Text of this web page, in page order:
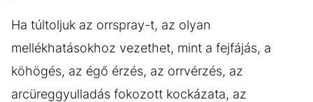
Ha túltoljuk az orrspray-t, az olyan
mellékhatásokhoz vezethet, mint a fejfájás, a
köhögés, az égő érzés, az orrvérzés, az
arcüreggyulladás fokozott kockázata, az